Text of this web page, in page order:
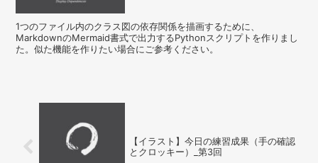
1つのファイル内のクラス図の依存関係を描画するために、
MarkdownのMermaid書式で出力するPythonスクリプトを作りまし
た。似た機能を作りたい場合にご参考ください。
【イラスト】今日の練習成果（手の確認
とクロッキー）_第3回